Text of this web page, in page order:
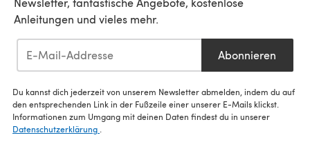
Anleitungen und vieles mehr.
Abonnieren
Du kannst dich jederzeit von unserem Newsletter abmelden, indem du auf
den entsprechenden Link in der Fußzeile einer unserer E-Mails klickst.
Informationen zum Umgang mit deinen Daten findest du in unserer
Datenschutzerklärung